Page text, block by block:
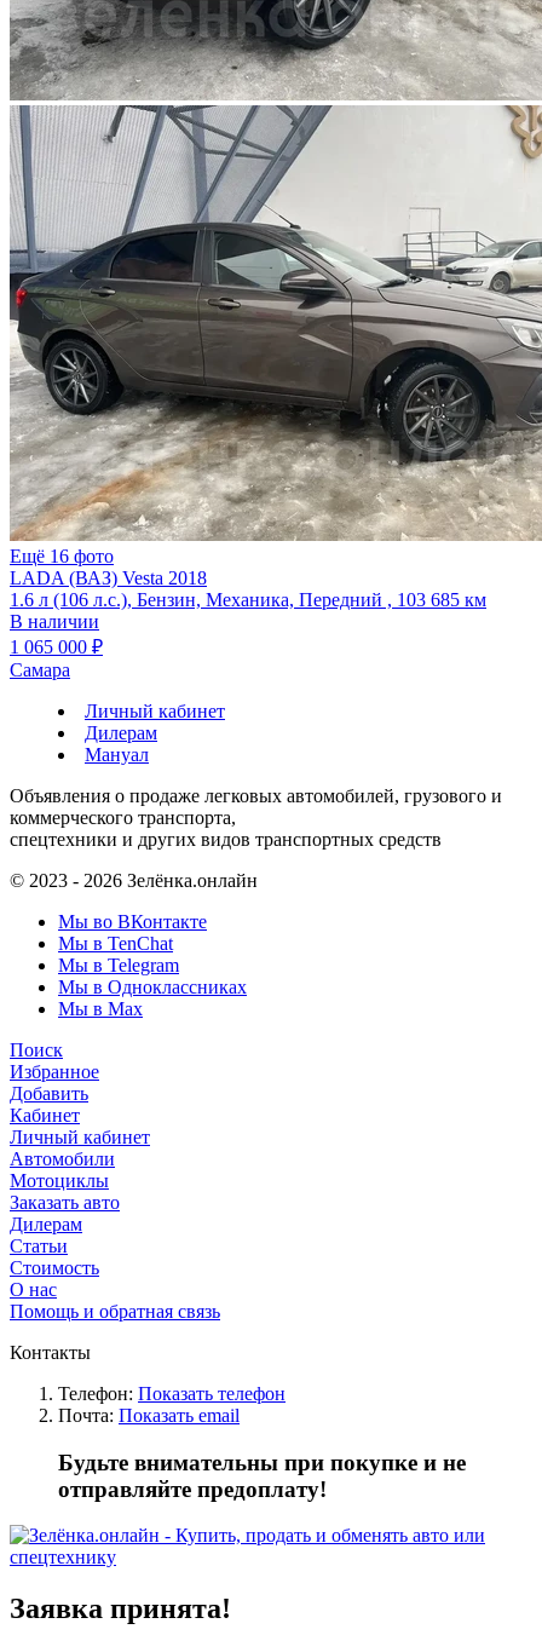
Ещё 16 фото
LADA (ВАЗ) Vesta 2018
1.6 л (106 л.с.), Бензин, Механика, Передний , 103 685 км
В наличии
1 065 000 ₽
Самара
Личный кабинет
Дилерам
Мануал
Объявления о продаже легковых автомобилей, грузового и
коммерческого транспорта,
спецтехники и других видов транспортных средств
© 2023 - 2026 Зелёнка.онлайн
Мы во ВКонтакте
Мы в TenChat
Мы в Telegram
Мы в Одноклассниках
Мы в Max
Поиск
Избранное
Добавить
Кабинет
Личный кабинет
Автомобили
Мотоциклы
Заказать авто
Дилерам
Статьи
Стоимость
О нас
Помощь и обратная связь
Контакты
Телефон: Показать телефон
Почта: Показать email
Будьте внимательны при покупке и не
отправляйте предоплату!
Заявка принята!